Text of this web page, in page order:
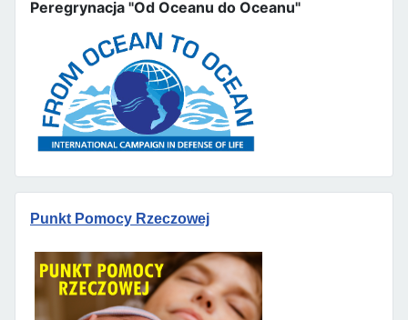
Peregrynacja "Od Oceanu do Oceanu"
Punkt Pomocy Rzeczowej